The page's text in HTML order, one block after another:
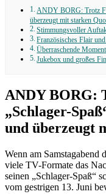
ANDY BORG: Trotz
überzeugt mit starken
Stimmungsvoller
Französisches Flair
Überraschende
Jukebox und großes
ANDY BORG:
„Schlager-
und überzeugt
Wenn am Samstagabend
viele TV-Formate das
seinen „Schlager-Spaß“
vom gestrigen 13. Juni